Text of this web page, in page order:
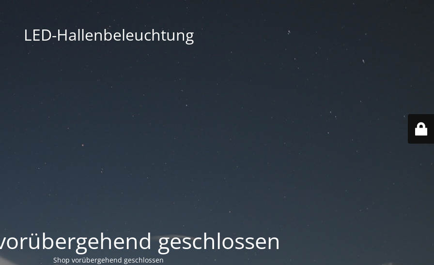
LED-Hallenbeleuchtung
geschlossen
Shop vorübergehend geschlossen